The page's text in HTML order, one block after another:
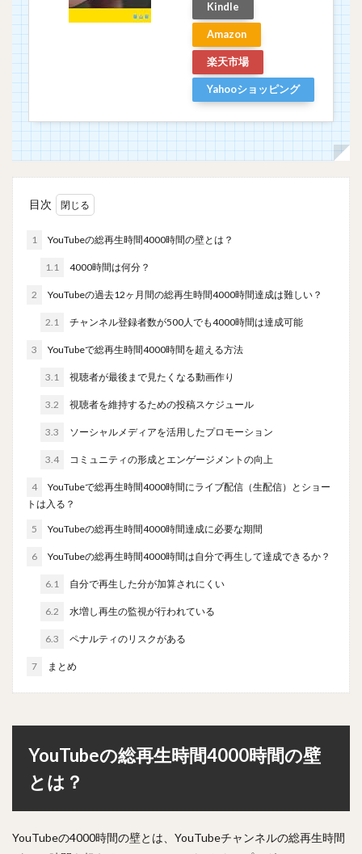
Kindle
Amazon
楽天市場
Yahooショッピング
目次
1 YouTubeの総再生時間4000時間の壁とは？
1.1 4000時間は何分？
2 YouTubeの過去12ヶ月間の総再生時間4000時間達成は難しい？
2.1 チャンネル登録者数が500人でも4000時間は達成可能
3 YouTubeで総再生時間4000時間を超える方法
3.1 視聴者が最後まで見たくなる動画作り
3.2 視聴者を維持するための投稿スケジュール
3.3 ソーシャルメディアを活用したプロモーション
3.4 コミュニティの形成とエンゲージメントの向上
4
YouTubeで総再生時間4000時間にライブ配信（生配信）とショー
トは入る？
5 YouTubeの総再生時間4000時間達成に必要な期間
6 YouTubeの総再生時間4000時間は自分で再生して達成できるか？
6.1 自分で再生した分が加算されにくい
6.2 水増し再生の監視が行われている
6.3 ペナルティのリスクがある
7 まとめ
YouTubeの総再生時間4000時間の壁
とは？
YouTubeの4000時間の壁とは、YouTubeチャンネルの総再生時間